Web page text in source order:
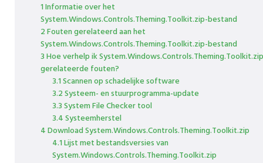
1 Informatie over het
System.Windows.Controls.Theming.Toolkit.zip-bestand
2 Fouten gerelateerd aan het
System.Windows.Controls.Theming.Toolkit.zip-bestand
3 Hoe verhelp ik System.Windows.Controls.Theming.Toolkit.zip
gerelateerde fouten?
3.1 Scannen op schadelijke software
3.2 Systeem- en stuurprogramma-update
3.3 System File Checker tool
3.4 Systeemherstel
4 Download System.Windows.Controls.Theming.Toolkit.zip
4.1 Lijst met bestandsversies van
System.Windows.Controls.Theming.Toolkit.zip